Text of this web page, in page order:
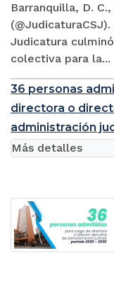
Barranquilla, D.
Judicatura
colectiva para la...
36 personas
directora o
administración
Más detalles